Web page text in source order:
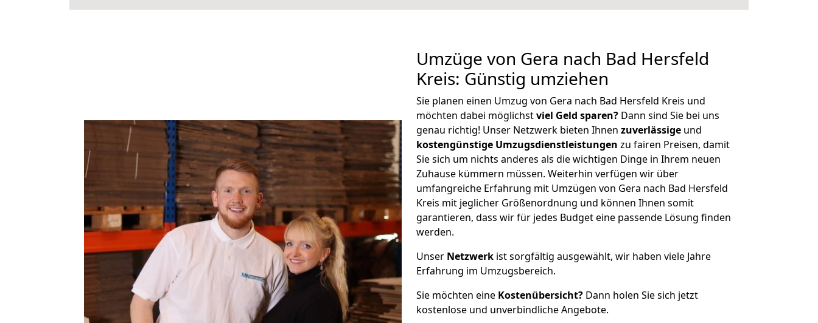
Umzüge von Gera nach Bad Hersfeld
Kreis: Günstig umziehen
Sie planen einen Umzug von Gera nach Bad Hersfeld Kreis und
möchten dabei möglichstviel Geld sparen? Dann sind Sie bei uns
genau richtig! Unser Netzwerk bieten Ihnen zuverlässige und
kostengünstige Umzugsdienstleistungen zu fairen Preisen, damit
Sie sich um nichts anderes als die wichtigen Dinge in Ihrem neuen
Zuhause kümmern müssen. Weiterhin verfügen wir über
umfangreiche Erfahrung mit Umzügen von Gera nach Bad Hersfeld
Kreis mit jeglicher Größenordnung und können Ihnen somit
garantieren, dass wir für jedes Budget eine passende Lösung finden
werden.
Unser Netzwerk ist sorgfältig ausgewählt, wir haben viele Jahre
Erfahrung im Umzugsbereich.
Sie möchten eine Kostenübersicht? Dann holen Sie sich jetzt
kostenlose und unverbindliche Angebote.